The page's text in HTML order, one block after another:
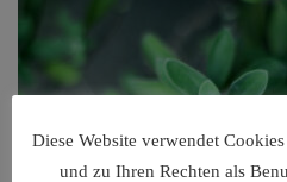
Diese Website verwendet
und zu Ihren Rechten als